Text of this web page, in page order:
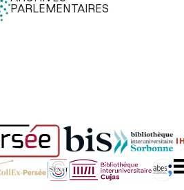
PARLEMENTAIRES